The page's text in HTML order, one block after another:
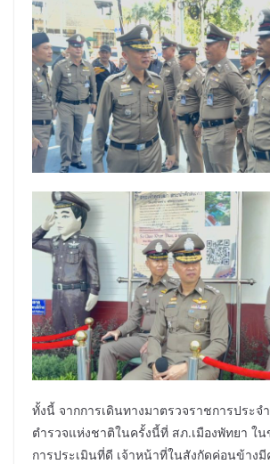
ทั้งนี้ จากการเดินทางมาตรวจราชการประจ
ตำรวจแห่งชาติในครั้งนี้ที่ สภ.เมืองพัทยา ใ
การประเมินที่ดี เจ้าหน้าที่ในสังกัดค่อนข้าง